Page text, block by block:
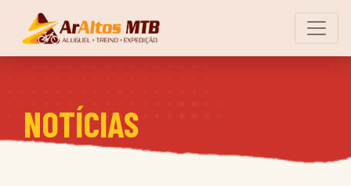
NOTÍCIAS